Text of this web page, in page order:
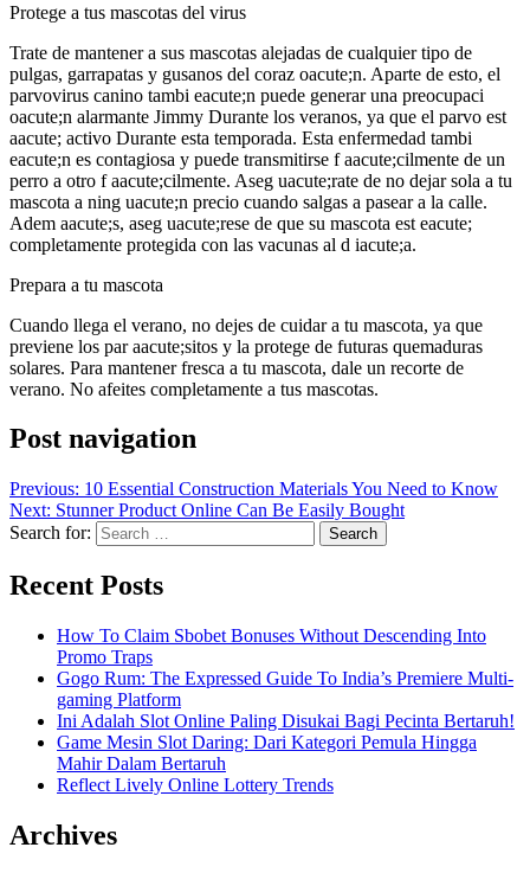
Protege a tus mascotas del virus
Trate de mantener a sus mascotas alejadas de cualquier tipo de
pulgas, garrapatas y gusanos del coraz oacute;n. Aparte de esto, el
parvovirus canino tambi eacute;n puede generar una preocupaci
oacute;n alarmante Jimmy Durante los veranos, ya que el parvo est
aacute; activo Durante esta temporada. Esta enfermedad tambi
eacute;n es contagiosa y puede transmitirse f aacute;cilmente de un
perro a otro f aacute;cilmente. Aseg uacute;rate de no dejar sola a tu
mascota a ning uacute;n precio cuando salgas a pasear a la calle.
Adem aacute;s, aseg uacute;rese de que su mascota est eacute;
completamente protegida con las vacunas al d iacute;a.
Prepara a tu mascota
Cuando llega el verano, no dejes de cuidar a tu mascota, ya que
previene los par aacute;sitos y la protege de futuras quemaduras
solares. Para mantener fresca a tu mascota, dale un recorte de
verano. No afeites completamente a tus mascotas.
Post navigation
Previous: 10 Essential Construction Materials You Need to Know
Next: Stunner Product Online Can Be Easily Bought
Search for:
Recent Posts
How To Claim Sbobet Bonuses Without Descending Into
Promo Traps
Gogo Rum: The Expressed Guide To India’s Premiere Multi-
gaming Platform
Ini Adalah Slot Online Paling Disukai Bagi Pecinta Bertaruh!
Game Mesin Slot Daring: Dari Kategori Pemula Hingga
Mahir Dalam Bertaruh
Reflect Lively Online Lottery Trends
Archives